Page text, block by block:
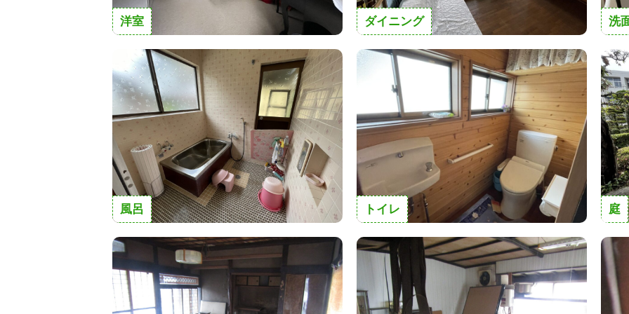
洋室 ダイニング 洗
風呂 トイレ 庭